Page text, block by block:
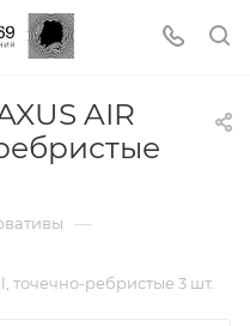
AIR
—
точечно-ребристые 3 шт.